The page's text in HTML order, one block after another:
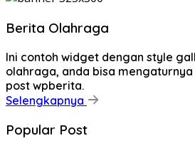
Berita Olahraga
Ini contoh widget dengan style
olahraga, anda bisa
post wpberita.
Selengkapnya
Popular Post